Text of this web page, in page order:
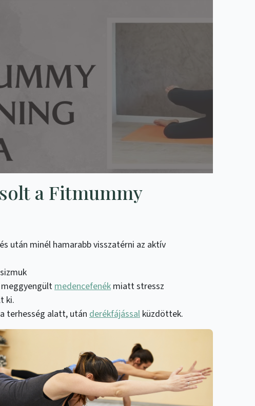
a Fitmummy
után minél hamarabb visszatérni az aktív
meggyengültmedencefenék miatt stressz
ki.
terhesség alatt, után derékfájással küzdöttek.